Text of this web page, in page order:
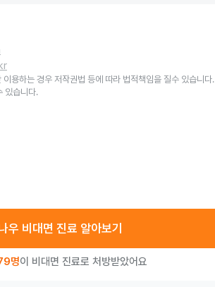
용하는 경우 저작권법 등에 따라 법적책임을 질수 있습니다.
있습니다.
우 비대면 진료 알아보기
명이 비대면 진료로 처방받았어요